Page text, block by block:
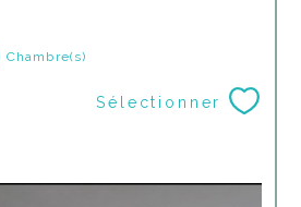
Chambre(s)
Sélectionner